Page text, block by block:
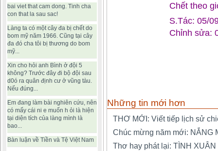
bai viet that cam dong. Tinh cha
con that la sau sac!
Làng ta có một cây đa bị chết do
bom mỹ năm 1966. Cũng tại cây
đa đó cha tôi bị thương do bom
mỹ...
Xin cho hỏi anh Bình ở đội 5
không? Trước đây đi bộ đội sau
d0ó ra quân định cư ở vũng tàu.
Nếu đúng...
Em đang làm bài nghiên cứu, nên
có mấy cái ni e muốn h ỏi là hiện
tại diện tích của làng mình là
bao...
Bàn luận về Tiền và Tệ Việt Nam
Chết theo
S.Tác: 05/
Chỉnh sửa:
Những tin mới hơn
THƠ MỚI: Viết tiếp lịch sử
Chúc mừng năm mới: NẮNG
Thơ hay phát lại: TÌNH XUÂN